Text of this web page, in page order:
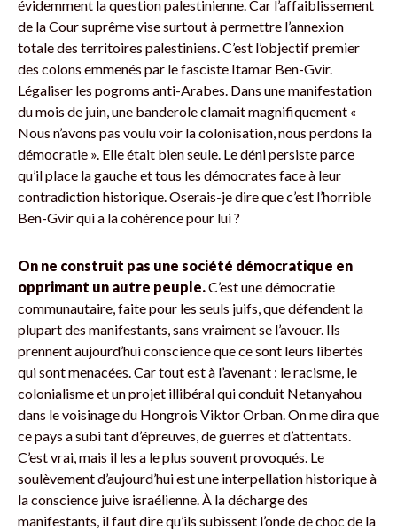
évidemment la question palestinienne. Car l’affaiblissement
de la Cour suprême vise surtout à permettre l’annexion
totale des territoires palestiniens. C’est l’objectif premier
des colons emmenés par le fasciste Itamar Ben-Gvir.
Légaliser les pogroms anti-Arabes. Dans une manifestation
du mois de juin, une banderole clamait magnifiquement «
Nous n’avons pas voulu voir la colonisation, nous perdons la
démocratie ». Elle était bien seule. Le déni persiste parce
qu’il place la gauche et tous les démocrates face à leur
contradiction historique. Oserais-je dire que c’est l’horrible
Ben-Gvir qui a la cohérence pour lui ?
On ne construit pas une société démocratique en
opprimant un autre peuple.C’est une démocratie
communautaire, faite pour les seuls juifs, que défendent la
plupart des manifestants, sans vraiment se l’avouer. Ils
prennent aujourd’hui conscience que ce sont leurs libertés
qui sont menacées. Car tout est à l’avenant : le racisme, le
colonialisme et un projet illibéral qui conduit Netanyahou
dans le voisinage du Hongrois Viktor Orban. On me dira que
ce pays a subi tant d’épreuves, de guerres et d’attentats.
C’est vrai, mais il les a le plus souvent provoqués. Le
soulèvement d’aujourd’hui est une interpellation historique à
la conscience juive israélienne. À la décharge des
manifestants, il faut dire qu’ils subissent l’onde de choc de la